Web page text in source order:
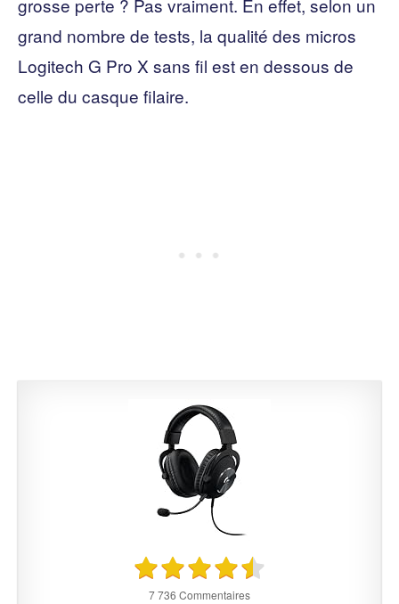
grosse perte ? Pas vraiment. En effet, selon un
grand nombre de tests, la qualité des micros
Logitech G Pro X sans fil est en dessous de
celle du casque filaire.
7 736 Commentaires